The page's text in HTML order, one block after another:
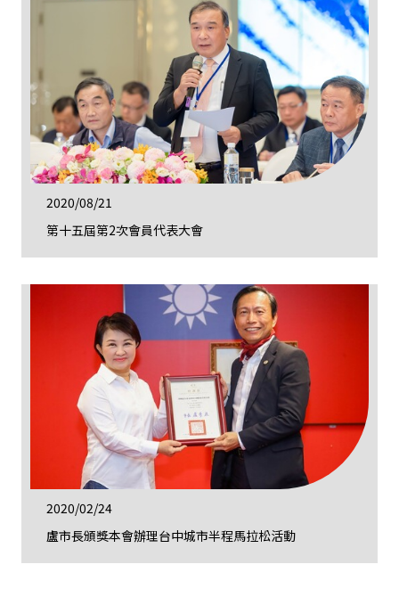
2020/08/21
第十五屆第2次會員代表大會
2020/02/24
盧市長頒獎本會辦理台中城市半程馬拉松活動